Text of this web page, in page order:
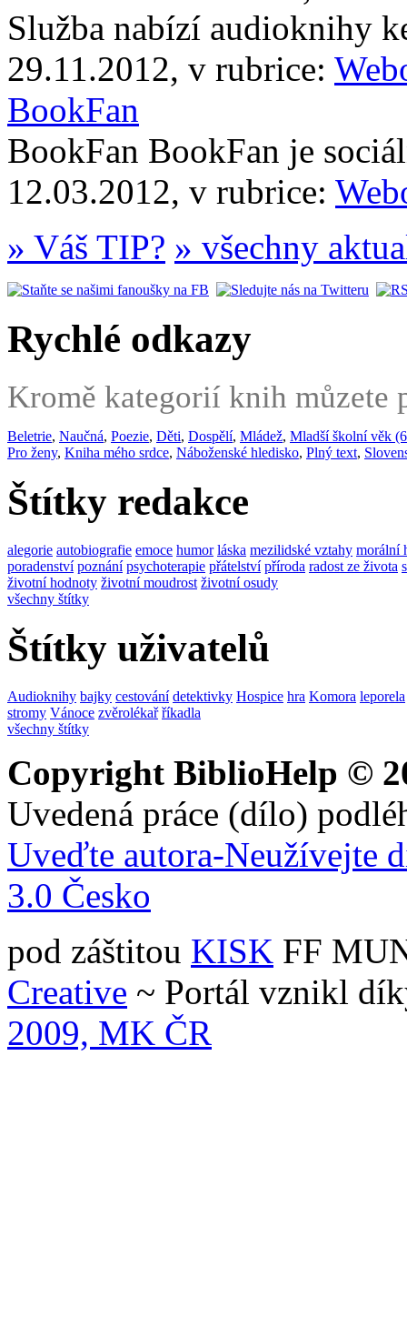
Služba nabízí audioknihy
29.11.2012, v rubrice:
BookFan
BookFan BookFan je
12.03.2012, v rubrice:
» Váš TIP? » všechny
Rychlé odkazy
Kromě kategorií knih můzete
Beletrie, Naučná, Poezie, Děti, Dospělí, Mládež, Mladší školní věk
Pro ženy, Kniha mého srdce, Náboženské hledisko, Plný text,
Štítky redakce
alegorie autobiografie emoce humor láska mezilidské vztahy morální
poradenství poznání psychoterapie přátelství příroda radost ze života
životní hodnoty životní moudrost životní osudy
všechny štítky
Štítky uživatelů
Audioknihy bajky cestování detektivky Hospice hra Komora leporela
stromy Vánoce zvěrolékař říkadla
všechny štítky
Copyright BiblioHelp ©
Uvedená práce (dílo)
Uveďte autora-Neužívejte
3.0 Česko
pod záštitou KISK FF
Creative ~ Portál vznikl
2009, MK ČR